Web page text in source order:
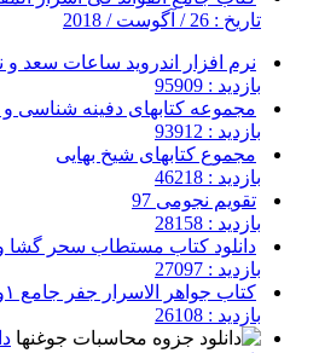
تاریخ : 26 / آگوست / 2018
نرم افزار اندروید ساعات سعد
بازدید : 95909
مجموعه کتابهای دفینه شناسی و
بازدید : 93912
مجموع کتابهای شیخ بهایی
بازدید : 46218
تقویم نجومی 97
بازدید : 28158
دانلود کتاب مستطاب سحر گشا
بازدید : 27097
کتاب جواهر الاسرار جفر جامع ۱و۲
بازدید : 26108